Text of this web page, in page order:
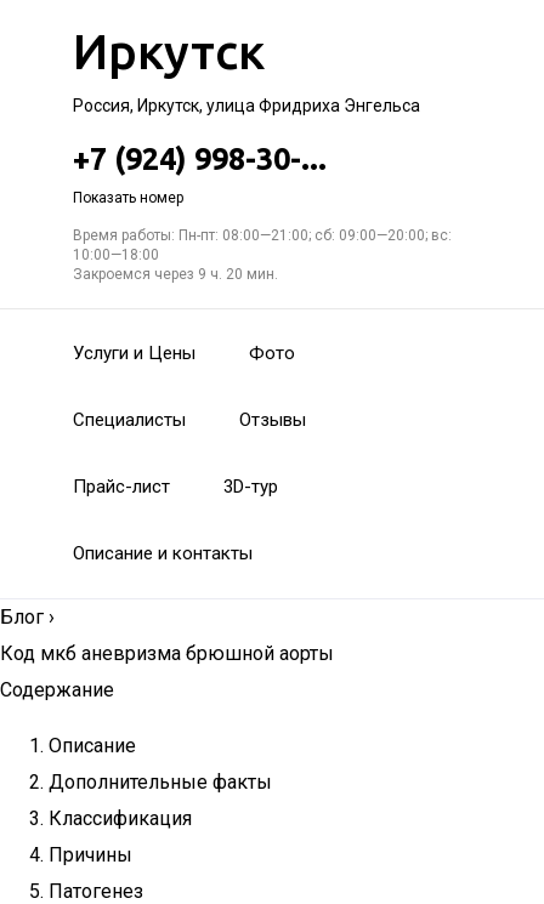
Иркутск
Россия, Иркутск, улица Фридриха Энгельса
+7 (924) 998-30-...
Показать номер
Время работы: Пн-пт: 08:00—21:00; сб: 09:00—20:00; вс:
10:00—18:00
Закроемся через 9 ч. 20 мин.
Услуги и Цены Фото
Специалисты Отзывы
Прайс-лист 3D-тур
Описание и контакты
Блог ›
Код мкб аневризма брюшной аорты
Содержание
Описание
Дополнительные факты
Классификация
Причины
Патогенез